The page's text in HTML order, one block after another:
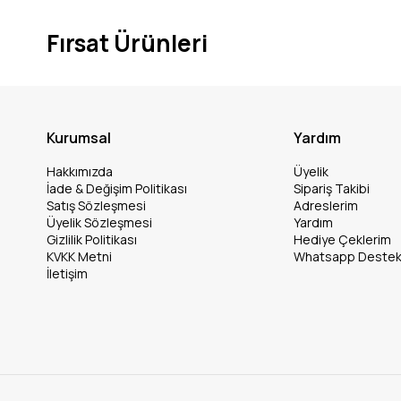
Fırsat Ürünleri
Kurumsal
Hakkımızda
İade & Değişim Politikası
Satış Sözleşmesi
Üyelik Sözleşmesi
Gizlilik Politikası
KVKK Metni
İletişim
Yardım
Üyelik
Sipariş Takibi
Adreslerim
Yardım
Hediye Çeklerim
Whatsapp